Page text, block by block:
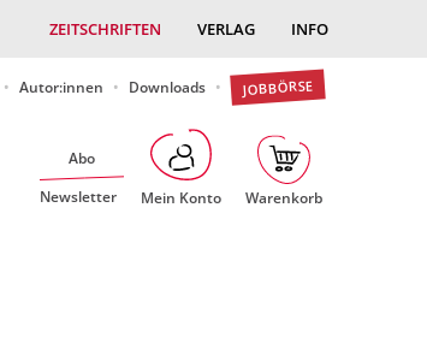
ZEITSCHRIFTEN VERLAG INFO
Autor:innen Downloads JOBBÖRSE
Abo
Newsletter
Mein Konto Warenkorb